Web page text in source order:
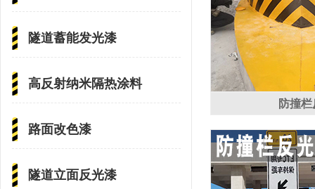
隧道蓄能发光漆
高反射纳米隔热涂料
路面改色漆
隧道立面反光漆
防撞